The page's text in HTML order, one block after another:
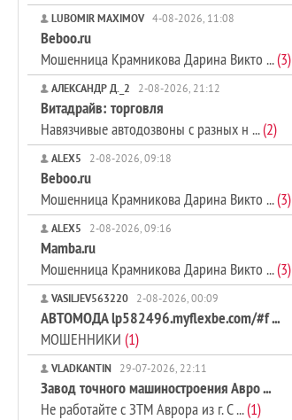
LUBOMIR MAXIMOV 4-08-2026, 11:08
Beboo.ru
Мошенница Крамникова Дарина Викто ...(3)
АЛЕКСАНДР Д._2 2-08-2026, 21:12
Витадрайв: торговля
Навязчивые автодозвоны с разных н ...(2)
ALEX5 2-08-2026, 09:18
Beboo.ru
Мошенница Крамникова Дарина Викто ...(3)
ALEX5 2-08-2026, 09:16
Mamba.ru
Мошенница Крамникова Дарина Викто ...(3)
VASILJEV563220 2-08-2026, 00:09
АВТОМОДА lp582496.myflexbe.com/#f ...
МОШЕННИКИ (1)
VLADKANTIN 29-07-2026, 22:11
Завод точного машиностроения Авро ...
Не работайте с ЗТМ Аврора из г. С ...(1)